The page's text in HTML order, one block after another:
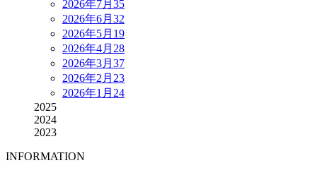
2026年7月 35
2026年6月 32
2026年5月 19
2026年4月 28
2026年3月 37
2026年2月 23
2026年1月 24
2025
2024
2023
INFORMATION